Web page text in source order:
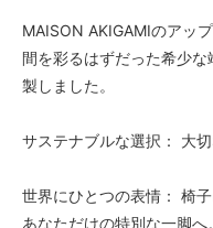
MAISON AKIGAMIのアッ
間を彩るはずだった希少
製しました。
サステナブルな選択： 大
世界にひとつの表情： 椅
あなただけの特別な一脚へ。